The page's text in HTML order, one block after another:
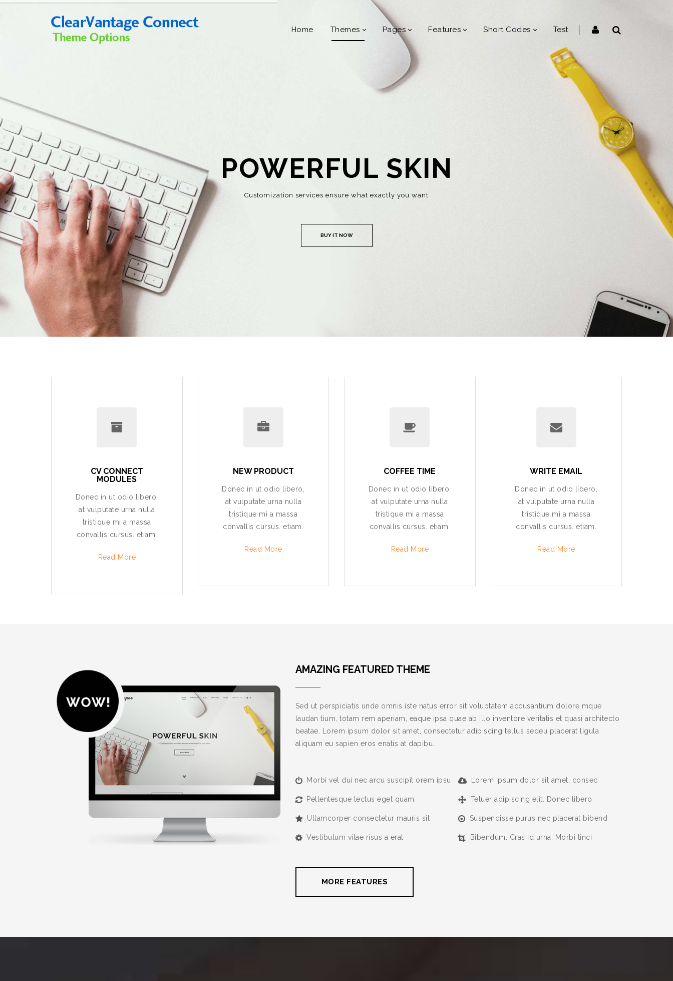
Home Themes Pages Features Short Codes Test
POWERFUL SKIN
Customization services ensure what exactly you want
BUY IT NOW
CV CONNECT
MODULES
Donec in ut odio libero,
at vulputate urna nulla
tristique mi a massa
convallis cursus. etiam.
Read More
NEW PRODUCT
Donec in ut odio libero,
at vulputate urna nulla
tristique mi a massa
convallis cursus. etiam.
Read More
COFFEE TIME
Donec in ut odio libero,
at vulputate urna nulla
tristique mi a massa
convallis cursus. etiam.
Read More
WRITE EMAIL
Donec in ut odio libero,
at vulputate urna nulla
tristique mi a massa
convallis cursus. etiam.
Read More
AMAZING FEATURED THEME
Sed ut perspiciatis unde omnis iste natus error sit voluptatem accusantium dolore mque
laudan tium, totam rem aperiam, eaque ipsa quae ab illo inventore veritatis et quasi architecto
beatae. Lorem ipsum dolor sit amet, consectetur adipiscing tellus sedeu placerat ligula
aliquam eu sapien eros enatis at dapibu.
Morbi vel dui nec arcu suscipit orem ipsu
Pellentesque lectus eget quam
Ullamcorper consectetur mauris sit
Vestibulum vitae risus a erat
Lorem ipsum dolor sit amet, consec
Tetuer adipiscing elit. Donec libero
Suspendisse purus nec placerat bibend
Bibendum. Cras id urna. Morbi tinci
MORE FEATURES